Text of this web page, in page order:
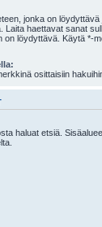
jonka on löydyttävä
Laita haettavat sanat
on löydyttävä. Käytä *-
osittaisiin
haluat etsiä.